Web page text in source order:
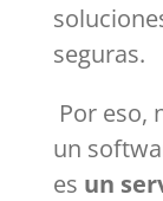
seguras.
Por eso,
un
es un